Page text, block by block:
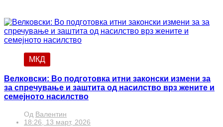
МКД
Велковски: Во подготовка итни законски измени за
за спречување и заштита од насилство врз жените и
семејното насилство
Од Валентин
18:26, 13 март, 2026